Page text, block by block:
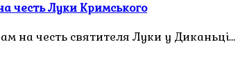
честь Луки Кримського
на честь святителя Луки у Диканьці…